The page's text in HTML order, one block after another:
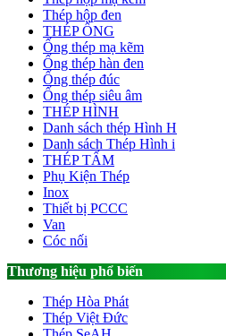
Thép hộp đen
THÉP ỐNG
Ống thép mạ kẽm
Ống thép hàn đen
Ống thép đúc
Ống thép siêu âm
THÉP HÌNH
Danh sách thép Hình H
Danh sách Thép Hình i
THÉP TẤM
Phụ Kiện Thép
Inox
Thiết bị PCCC
Van
Cóc nối
Thương hiệu phổ biến
Thép Hòa Phát
Thép Việt Đức